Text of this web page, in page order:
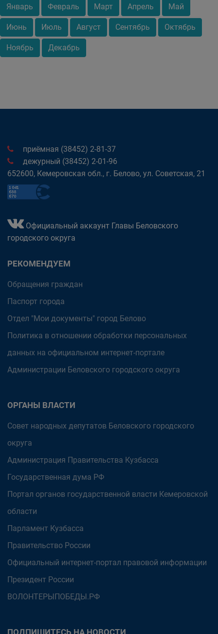
Январь Февраль Март Апрель Май
Июнь Июль Август Сентябрь Октябрь
Ноябрь Декабрь
приёмная (38452) 2-81-37
дежурный (38452) 2-01-96
652600, Кемеровская обл., г. Белово, ул. Советская, 21
Официальный аккаунт Главы Беловского
городского округа
РЕКОМЕНДУЕМ
Обращения граждан
Паспорт города
Отдел "Мои документы" город Белово
Политика в отношении обработки персональных
данных на официальном интернет-портале
Администрации Беловского городского округа
ОРГАНЫ ВЛАСТИ
Совет народных депутатов Беловского городского
округа
Администрация Правительства Кузбасса
Государственная дума РФ
Портал органов государственной власти Кемеровской
области
Парламент Кузбасса
Правительство России
Официальный интернет-портал правовой информации
Президент России
ВОЛОНТЕРЫПОБЕДЫ.РФ
ПОДПИШИТЕСЬ НА НОВОСТИ